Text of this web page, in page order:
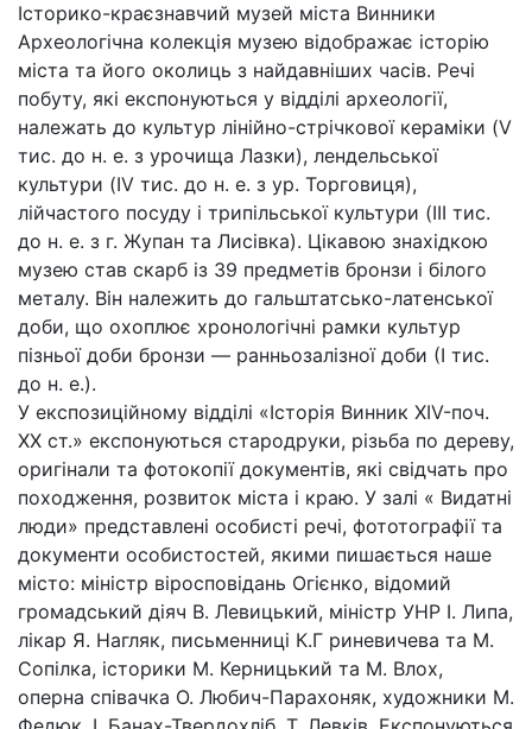
Історико-краєзнавчий музей міста Винники
Археологічна колекція музею відображає історію
міста та його околиць з найдавніших часів. Речі
побуту, які експонуються у відділі археології,
належать до культур лінійно-стрічкової кераміки (V
тис. до н. е. з урочища Лазки), лендельської
культури (IV тис. до н. е. з ур. Торговиця),
лійчастого посуду і трипільської культури (III тис.
до н. е. з г. Жупан та Лисівка). Цікавою знахідкою
музею став скарб із 39 предметів бронзи і білого
металу. Він належить до гальштатсько-латенської
доби, що охоплює хронологічні рамки культур
пізньої доби бронзи — ранньозалізної доби (І тис.
до н. е.).
У експозиційному відділі «Історія Винник XIV-поч.
XX ст.» експонуються стародруки, різьба по дереву,
оригінали та фотокопії документів, які свідчать про
походження, розвиток міста і краю. У залі « Видатні
люди» представлені особисті речі, фототографії та
документи особистостей, якими пишається наше
місто: міністр віросповідань Огієнко, відомий
громадський діяч В. Левицький, міністр УНР І. Липа,
лікар Я. Нагляк, письменниці К.Г риневичева та М.
Сопілка, історики М. Керницький та М. Влох,
оперна співачка О. Любич-Парахоняк, художники М.